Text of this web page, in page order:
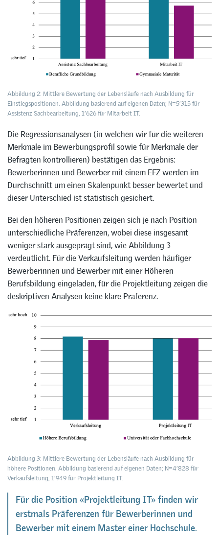
Abbildung 2: Mittlere Bewertung der Lebensläufe nach Ausbildung für
Einstiegspositionen. Abbildung basierend auf eigenen Daten; N=5’315 für
Assistenz Sachbearbeitung, 1’626 für Mitarbeit IT.
Die Regressionsanalysen (in welchen wir für die weiteren
Merkmale im Bewerbungsprofil sowie für Merkmale der
Befragten kontrollieren) bestätigen das Ergebnis:
Bewerberinnen und Bewerber mit einem EFZ werden im
Durchschnitt um einen Skalenpunkt besser bewertet und
dieser Unterschied ist statistisch gesichert.
Bei den höheren Positionen zeigen sich je nach Position
unterschiedliche Präferenzen, wobei diese insgesamt
weniger stark ausgeprägt sind, wie Abbildung 3
verdeutlicht. Für die Verkaufsleitung werden häufiger
Bewerberinnen und Bewerber mit einer Höheren
Berufsbildung eingeladen, für die Projektleitung zeigen die
deskriptiven Analysen keine klare Präferenz.
Abbildung 3: Mittlere Bewertung der Lebensläufe nach Ausbildung für
höhere Positionen. Abbildung basierend auf eigenen Daten; N=4’828 für
Verkaufsleitung, 1’949 für Projektleitung IT.
Für die Position «Projektleitung IT» finden wir
erstmals Präferenzen für Bewerberinnen und
Bewerber mit einem Master einer Hochschule.